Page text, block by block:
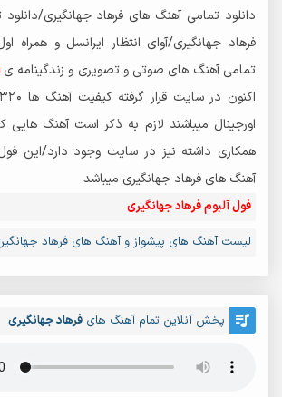
دانلود تمامی آهنگ های فرهاد جهانگیری/
فرهاد جهانگیری/آوای انتظار ایرانسل و همراه
تمامی آهنگ های صوتی و تصویری و زندگینامه ی
اورجینال میباشند لازم به ذکر است آهنگ هایی
همکاری داشته نیز در سایت وجود دارد/این
آهنگ های فرهاد جهانگیری میباشد
فول آلبوم فرهاد جهانگیری
لیست آهنگ های پیشواز و آهنگ های فرهاد
پخش آنلاین تمام آهنگ های فرهاد جهانگیری